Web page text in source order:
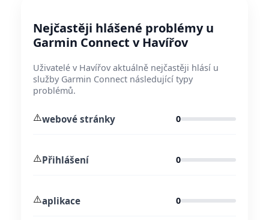
Nejčastěji hlášené problémy u
Garmin Connect v Havířov
Uživatelé v Havířov aktuálně nejčastěji hlásí u
služby Garmin Connect následující typy
problémů.
⚠️webové stránky 0
⚠️Přihlášení 0
⚠️aplikace 0